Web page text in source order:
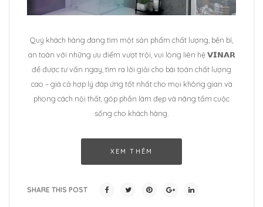
Quý khách hàng đang tìm một sản phẩm chất lượng, bền bỉ,
an toàn với những ưu điểm vượt trội, vui lòng liên hệ 𝗩𝗜𝗡𝗔𝗥
để được tư vấn ngay, tìm ra lời giải cho bài toán chất lượng
cao – giá cả hợp lý đáp ứng tốt nhất cho mọi không gian và
phong cách nội thất, góp phần làm đẹp và nâng tầm cuộc
sống cho khách hàng.
XEM THÊM
SHARE THIS POST